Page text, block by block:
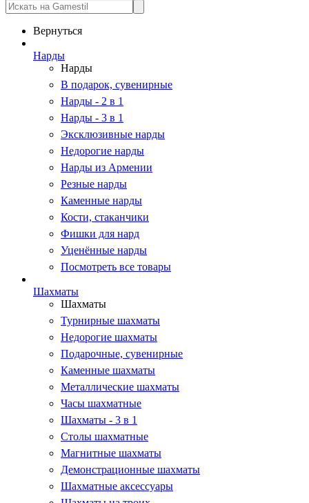
Вернуться
Нарды
Нарды
В подарок, сувенирные
Нарды - 2 в 1
Нарды - 3 в 1
Эксклюзивные нарды
Недорогие нарды
Нарды из Армении
Резные нарды
Каменные нарды
Кости, стаканчики
Фишки для нард
Уценённые нарды
Посмотреть все товары
Шахматы
Шахматы
Турнирные шахматы
Недорогие шахматы
Подарочные, сувенирные
Каменные шахматы
Металлические шахматы
Часы шахматные
Шахматы - 3 в 1
Столы шахматные
Магнитные шахматы
Демонстрационные шахматы
Шахматные аксессуары